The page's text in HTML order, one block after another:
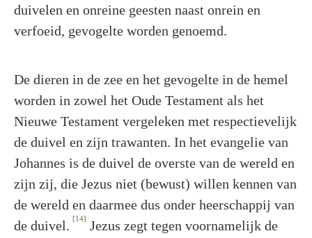
duivelen en onreine geesten naast onrein en
verfoeid, gevogelte worden genoemd.
De dieren in de zee en het gevogelte in de hemel
worden in zowel het Oude Testament als het
Nieuwe Testament vergeleken met respectievelijk
de duivel en zijn trawanten. In het evangelie van
Johannes is de duivel de overste van de wereld en
zijn zij, die Jezus niet (bewust) willen kennen van
de wereld en daarmee dus onder heerschappij van
de duivel. [14] Jezus zegt tegen voornamelijk de